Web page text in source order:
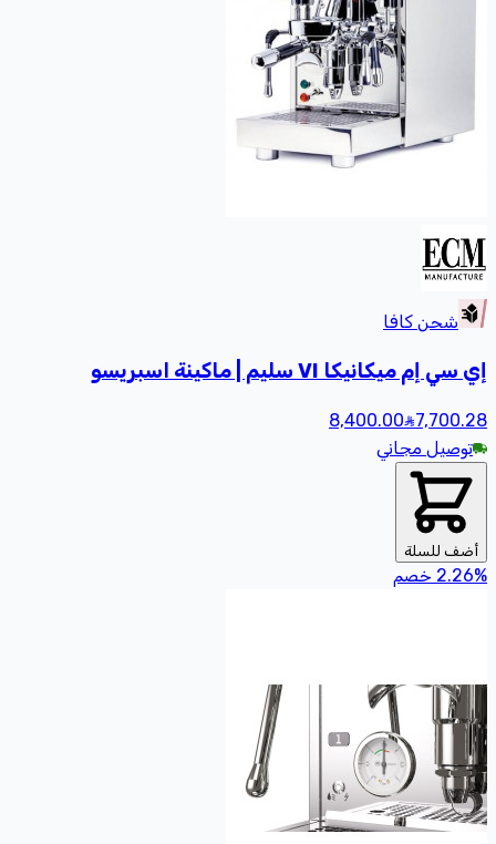
شحن كافا
إي سي إم ميكانيكا VI سليم | ماكينة اسبريسو
7,700.28
8,400.00
توصيل مجاني
أضف للسلة
2.26% خصم